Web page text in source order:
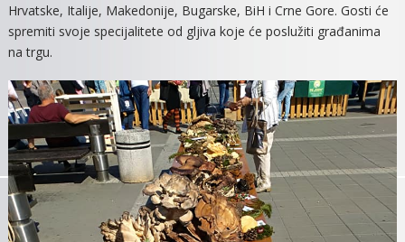
Hrvatske, Italije, Makedonije, Bugarske, BiH i Crne Gore. Gosti će
spremiti svoje specijalitete od gljiva koje će poslužiti građanima
na trgu.